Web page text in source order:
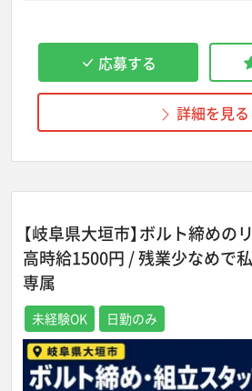
応募する
詳細を見る
【岐阜県大垣市】ボルト締めの
高時給1500円 / 残業少なめで
専属
未経験OK 日勤のみ